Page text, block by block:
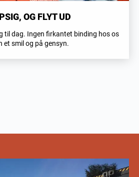
OG FLYT UD
til dag. Ingen firkantet binding hos os
et smil og på gensyn.